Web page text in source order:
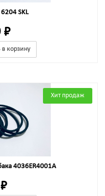
SKL
₽
корзину
Хит продаж
4036ER4001A